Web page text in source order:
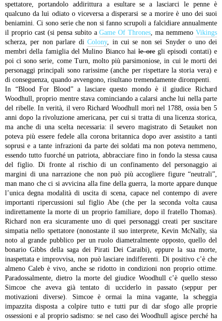
spettatore, portandolo addirittura a esultare se a lasciarci le penne è
qualcuno da lui odiato o viceversa a disperarsi se a morire è uno dei suoi
beniamini. Ci sono serie che non si fanno scrupoli a falcidiare annualmente
il proprio cast (si pensa subito aGame Of Thrones, ma nemmenoVikings
scherza, per non parlare diColony, in cui se non sei Snyder o uno dei
membri della famiglia del Mulino Bianco haile oregli episodi contati) e
poi ci sono serie, come Turn, molto più parsimoniose, in cui le morti dei
personaggi principali sono rarissime (anche per rispettare la storia vera) e
di conseguenza, quando avvengono, risultano tremendamente dirompenti.
In “Blood For Blood” a lasciare questo mondo è il giudice Richard
Woodhull, proprio mentre stava cominciando a calarsi anche lui nella parte
del ribelle. In verità, il vero Richard Woodhull morì nel 1788, ossia ben 5
anni dopo la rivoluzione americana, per cui si tratta di una licenza storica,
ma anche di una scelta necessaria: il severo magistrato di Setauket non
poteva più essere fedele alla corona britannica dopo aver assistito a tanti
soprusi e a tante infrazioni da parte dei soldati ma non poteva nemmeno,
essendo tutto fuorché un patriota, abbracciare fino in fondo la stessa causa
del figlio. Di fronte al rischio di un confinamento del personaggio ai
margini di una narrazione che non può più accogliere figure “neutrali”,
man mano che ci si avvicina alla fine della guerra, la morte appare dunque
l’unica degna modalità di uscita di scena, capace nel contempo di avere
importanti ripercussioni sul figlio Abe (che per la seconda volta causa
indirettamente la morte di un proprio familiare, dopo il fratello Thomas).
Richard non era sicuramente uno di quei personaggi creati per suscitare
simpatia nello spettatore (nonostante il suo interprete, Kevin McNally, sia
noto al grande pubblico per un ruolo diametralmente opposto, quello del
bonario Gibbs della saga dei Pirati Dei Caraibi), eppure la sua morte,
inaspettata e improvvisa, non può lasciare indifferenti. Di positivo c’è che
almeno Caleb è vivo, anche se ridotto in condizioni non proprio ottime.
Paradossalmente, dietro la morte del giudice Woodhull c’è quello stesso
Simcoe che aveva già tentato di ucciderlo in passato (seppur per
motivazioni diverse). Simcoe è ormai la mina vagante, la scheggia
impazzita disposta a colpire tutto e tutti pur di dar sfogo alle proprie
ossessioni e al proprio sadismo: se nel caso dei Woodhull agisce perché ha